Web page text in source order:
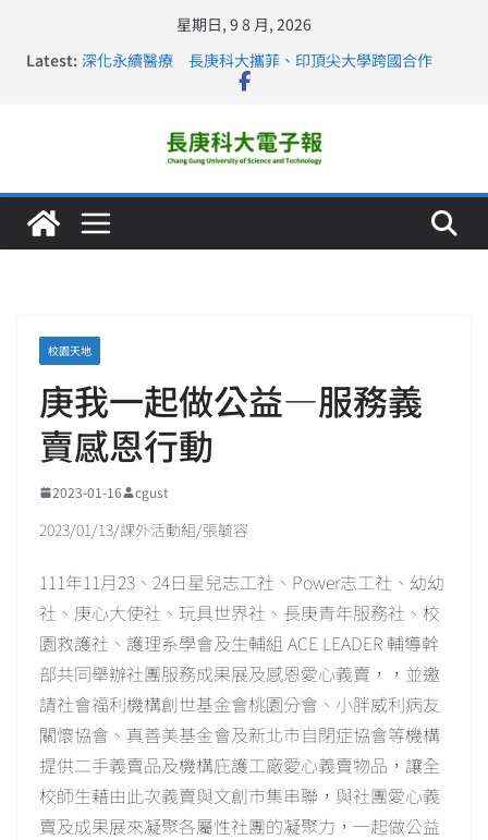
星期日, 9 8 月, 2026
Latest: 深化永續醫療 長庚科大攜菲、印頂尖大學跨國合作
長庚科大訪凱瑟醫療集團、美容學校收穫豐
仁德醫專與長庚科大締結策略聯盟 培育護理尖兵
長庚科大連四年穩居《遠見》醫學大學第5名 辦學實力再
校園天地
庚我一起做公益—服務義
賣感恩行動
2023-01-16 cgust
2023/01/13/課外活動組/張毓容
111年11月23、24日星兒志工社、Power志工社、幼幼
社、庚心大使社、玩具世界社、長庚青年服務社、校
園救護社、護理系學會及生輔組 ACE LEADER 輔導幹
部共同舉辦社團服務成果展及感恩愛心義賣，，並邀
請社會福利機構創世基金會桃園分會、小胖威利病友
關懷協會、真善美基金會及新北市自閉症協會等機構
提供二手義賣品及機構庇護工廠愛心義賣物品，讓全
校師生藉由此次義賣與文創市集串聯，與社團愛心義
賣及成果展來凝聚各屬性社團的凝聚力，一起做公益